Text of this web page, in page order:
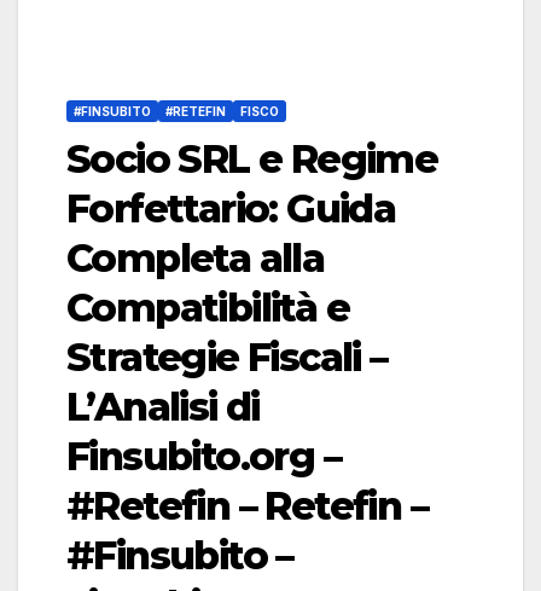
#FINSUBITO #RETEFIN FISCO
Socio SRL e Regime
Forfettario: Guida
Completa alla
Compatibilità e
Strategie Fiscali –
L’Analisi di
Finsubito.org –
#Retefin – Retefin –
#Finsubito –